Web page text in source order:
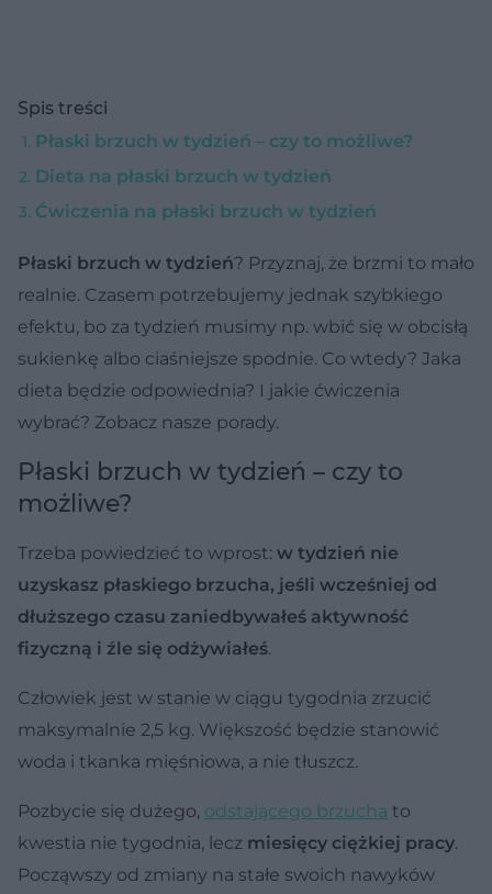
Spis treści
Płaski brzuch w tydzień – czy to możliwe?
Dieta na płaski brzuch w tydzień
Ćwiczenia na płaski brzuch w tydzień
Płaski brzuch w tydzień? Przyznaj, że brzmi to mało
realnie. Czasem potrzebujemy jednak szybkiego
efektu, bo za tydzień musimy np. wbić się w obcisłą
sukienkę albo ciaśniejsze spodnie. Co wtedy? Jaka
dieta będzie odpowiednia? I jakie ćwiczenia
wybrać? Zobacz nasze porady.
Płaski brzuch w tydzień – czy to
możliwe?
Trzeba powiedzieć to wprost: w tydzień nie
uzyskasz płaskiego brzucha, jeśli wcześniej od
dłuższego czasu zaniedbywałeś aktywność
fizyczną i źle się odżywiałeś.
Człowiek jest w stanie w ciągu tygodnia zrzucić
maksymalnie 2,5 kg. Większość będzie stanowić
woda i tkanka mięśniowa, a nie tłuszcz.
Pozbycie się dużego, odstającego brzucha to
kwestia nie tygodnia, lecz miesięcy ciężkiej pracy.
Począwszy od zmiany na stałe swoich nawyków